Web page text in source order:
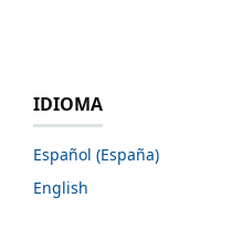
IDIOMA
Español (España)
English